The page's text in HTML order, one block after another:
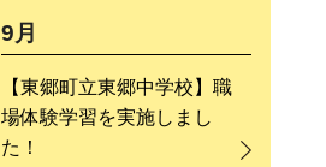
9月
【東郷町立東郷中学校】職
場体験学習を実施しまし
た！